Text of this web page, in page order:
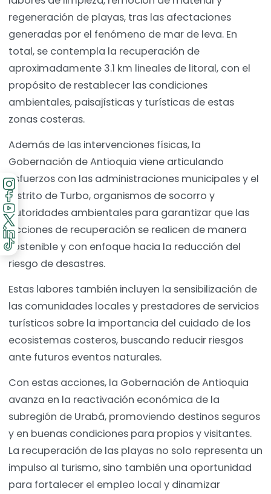
regeneración de playas, tras las afectaciones
generadas por el fenómeno de mar de leva. En
total, se contempla la recuperación de
aproximadamente 3.1 km lineales de litoral, con el
propósito de restablecer las condiciones
ambientales, paisajísticas y turísticas de estas
zonas costeras.
Además de las intervenciones físicas, la
Gobernación de Antioquia viene articulando
esfuerzos con las administraciones municipales y el
Distrito de Turbo, organismos de socorro y
autoridades ambientales para garantizar que las
acciones de recuperación se realicen de manera
sostenible y con enfoque hacia la reducción del
riesgo de desastres.
Estas labores también incluyen la sensibilización de
las comunidades locales y prestadores de servicios
turísticos sobre la importancia del cuidado de los
ecosistemas costeros, buscando reducir riesgos
ante futuros eventos naturales.
Con estas acciones, la Gobernación de Antioquia
avanza en la reactivación económica de la
subregión de Urabá, promoviendo destinos seguros
y en buenas condiciones para propios y visitantes.
La recuperación de las playas no solo representa un
impulso al turismo, sino también una oportunidad
para fortalecer el empleo local y dinamizar